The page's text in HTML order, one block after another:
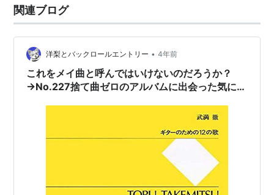
関連ブログ
洋梨とバックロールエントリー • 4年前
これをメイ曲と呼んではいけないのだろうか？
→No.227捨て曲ゼロのアルバムに出会った気にな